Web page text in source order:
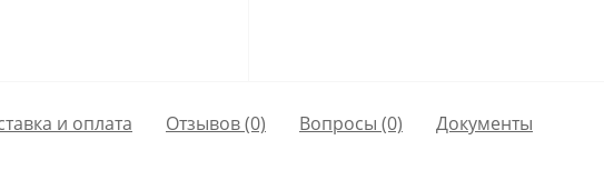
и оплата Отзывов (0) Вопросы (0) Документы